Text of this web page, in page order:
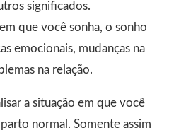
significados.
que você sonha, o sonho
emocionais, mudanças na
na relação.
a situação em que você
normal. Somente assim